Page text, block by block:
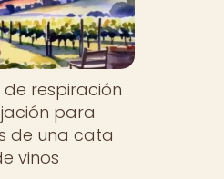
de respiración
para
de una cata
vinos